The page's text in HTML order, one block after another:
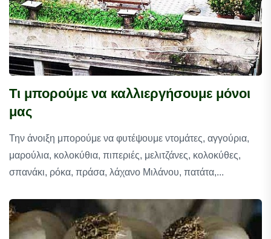
Τι μπορούμε να καλλιεργήσουμε μόνοι
μας
Την άνοιξη μπορούμε να φυτέψουμε ντομάτες, αγγούρια,
μαρούλια, κολοκύθια, πιπεριές, μελιτζάνες, κολοκύθες,
σπανάκι, ρόκα, πράσα, λάχανο Μιλάνου, πατάτα,...